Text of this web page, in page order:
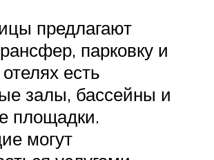
предлагают
парковку и
есть
залы, бассейны и
площадки.
могут